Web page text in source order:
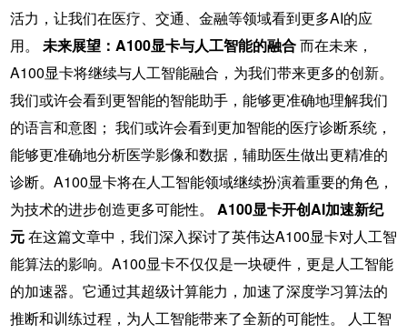
活力，让我们在医疗、交通、金融等领域看到更多AI的应
用。 未来展望：A100显卡与人工智能的融合而在未来，
A100显卡将继续与人工智能融合，为我们带来更多的创新。
我们或许会看到更智能的智能助手，能够更准确地理解我们
的语言和意图； 我们或许会看到更加智能的医疗诊断系统，
能够更准确地分析医学影像和数据，辅助医生做出更精准的
诊断。A100显卡将在人工智能领域继续扮演着重要的角色，
为技术的进步创造更多可能性。 A100显卡开创AI加速新纪
元在这篇文章中，我们深入探讨了英伟达A100显卡对人工智
能算法的影响。A100显卡不仅仅是一块硬件，更是人工智能
的加速器。它通过其超级计算能力，加速了深度学习算法的
推断和训练过程，为人工智能带来了全新的可能性。 人工智